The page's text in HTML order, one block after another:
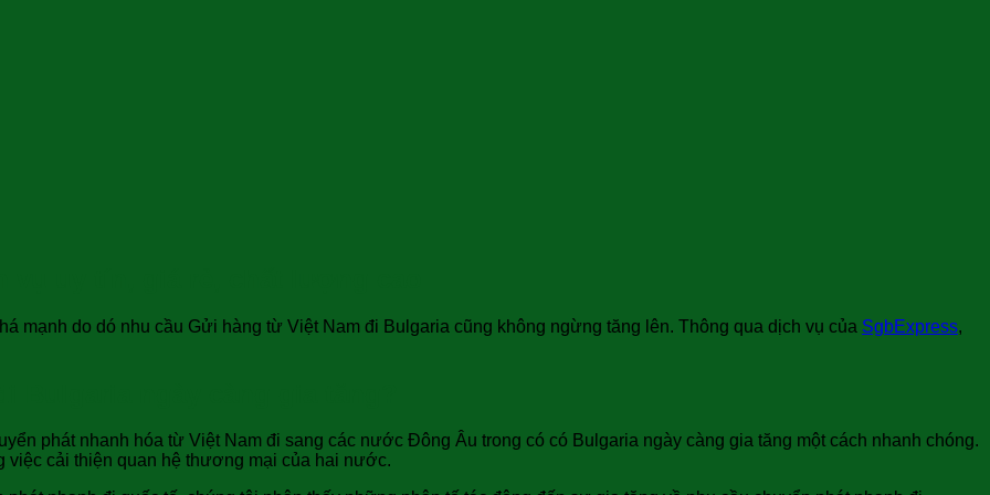
vụ uy tín, giá rẻ, chất lượng cao
mạnh do dó nhu cầu Gửi hàng từ Việt Nam đi Bulgaria cũng không ngừng tăng lên. Thông qua dịch vụ của SgbExpress,
Bulgaria ngày càng gia tăng?
phát nhanh hóa từ Việt Nam đi sang các nước Đông Âu trong có có Bulgaria ngày càng gia tăng một cách nhanh chóng.
việc cải thiện quan hệ thương mại của hai nước.